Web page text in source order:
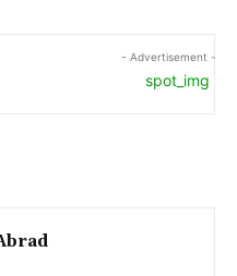
- Advertisement -